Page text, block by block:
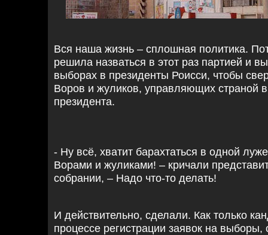
Вся наша жизнь – сплошная политика.
решила назваться в этот раз партией и
выборах в президенты Роисси, чтобы
Воров и жуликов, управляющих страной
президента.
- Ну всё, хватит барахтаться в одной
Ворами и жуликами! – кричали
собрании, – Надо что-то делать!
И действительно, сделали. Как только
процессе регистрации заявок на выборы,